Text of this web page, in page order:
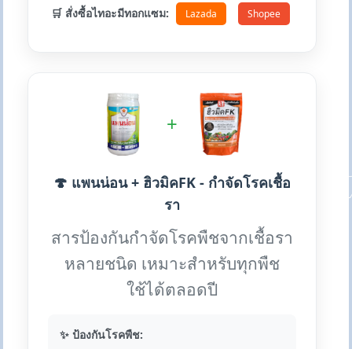
🛒 สั่งซื้อไทอะมีทอกแซม: Lazada Shopee
+
🍄 แพนน่อน + ฮิวมิคFK - กำจัดโรคเชื้อ
รา
สารป้องกันกำจัดโรคพืชจากเชื้อรา
หลายชนิด เหมาะสำหรับทุกพืช
ใช้ได้ตลอดปี
✨ ป้องกันโรคพืช: